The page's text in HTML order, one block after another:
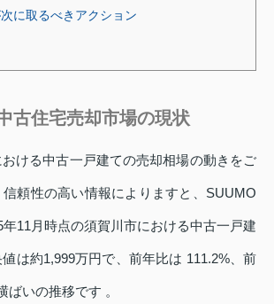
に取るべきアクション
古住宅売却市場の現状
ける中古一戸建ての売却相場の動きをご
頼性の高い情報によりますと、SUUMO
11月時点の須賀川市における中古一戸建
は約1,999万円で、前年比は 111.2%、前
ばいの推移です 。